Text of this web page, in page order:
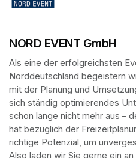
NORD EVENT GmbH
Als eine der erfolgreichsten
Norddeutschland begeistern
mit der Planung und
sich ständig optimierendes
schon lange nicht mehr aus –
hat bezüglich der
richtige Potenzial, um
Also laden wir Sie gerne ein